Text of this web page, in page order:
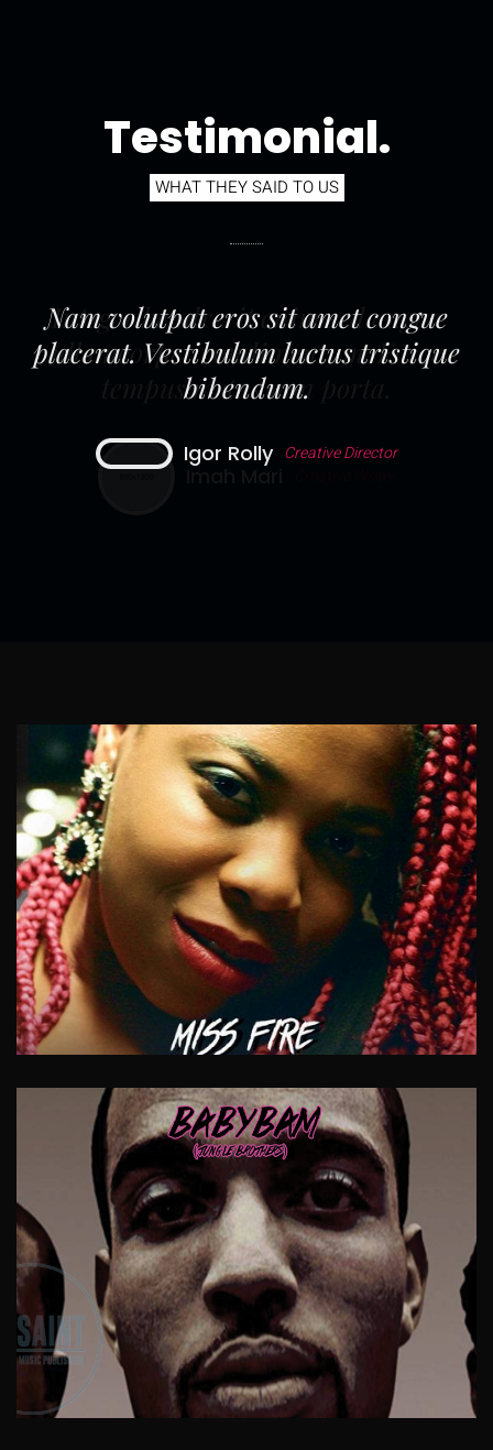
Testimonial.
WHAT THEY SAID TO US
Nam volutpat eros sit amet congue
placerat. Vestibulum luctus tristique
bibendum.
Igor Rolly Creative Director